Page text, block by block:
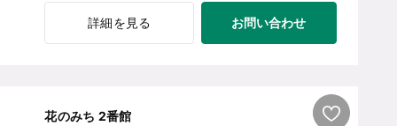
詳細を見る お問い合わせ
花のみち 2番館